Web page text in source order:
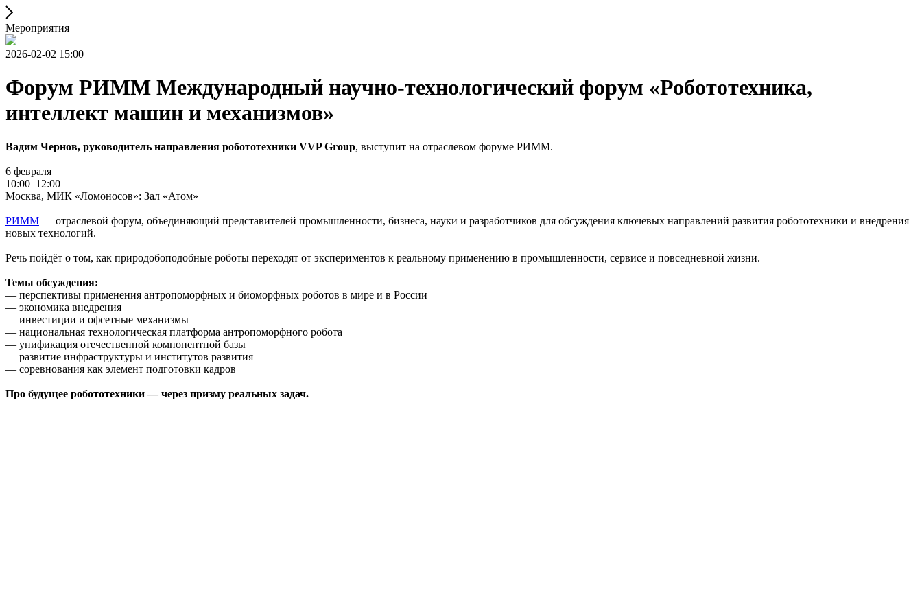
Мероприятия
2026-02-02 15:00
Форум РИММ Международный научно-технологический форум «Робототехника,
интеллект машин и механизмов»
Вадим Чернов, руководитель направления робототехники VVP Group, выступит на отраслевом форуме РИMM.
6 февраля
10:00–12:00
Москва, МИК «Ломоносов»: Зал «Атом»
РИMM — отраслевой форум, объединяющий представителей промышленности, бизнеса, науки и разработчиков для обсуждения ключевых направлений развития робототехники и внедрения
новых технологий.
Речь пойдёт о том, как природобоподобные роботы переходят от экспериментов к реальному применению в промышленности, сервисе и повседневной жизни.
Темы обсуждения:
— перспективы применения антропоморфных и биоморфных роботов в мире и в России
— экономика внедрения
— инвестиции и офсетные механизмы
— национальная технологическая платформа антропоморфного робота
— унификация отечественной компонентной базы
— развитие инфраструктуры и институтов развития
— соревнования как элемент подготовки кадров
Про будущее робототехники — через призму реальных задач.